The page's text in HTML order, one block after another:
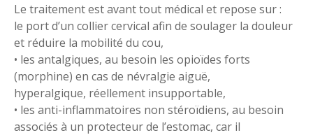
Le traitement est avant tout médical et repose sur :
le port d’un collier cervical afin de soulager la douleur
et réduire la mobilité du cou,
• les antalgiques, au besoin les opioïdes forts
(morphine) en cas de névralgie aiguë,
hyperalgique, réellement insupportable,
• les anti-inflammatoires non stéroïdiens, au besoin
associés à un protecteur de l’estomac, car il